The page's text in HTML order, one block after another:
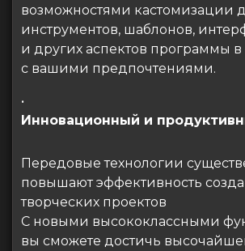
возможностями кастомизации
инструментов, шаблонов,
и других аспектов программы в
с вашими предпочтениями.
•
Инновационный и
Передовые технологии
повышают эффективность
творческих проектов
С новыми высококлассными
вы сможете достичь